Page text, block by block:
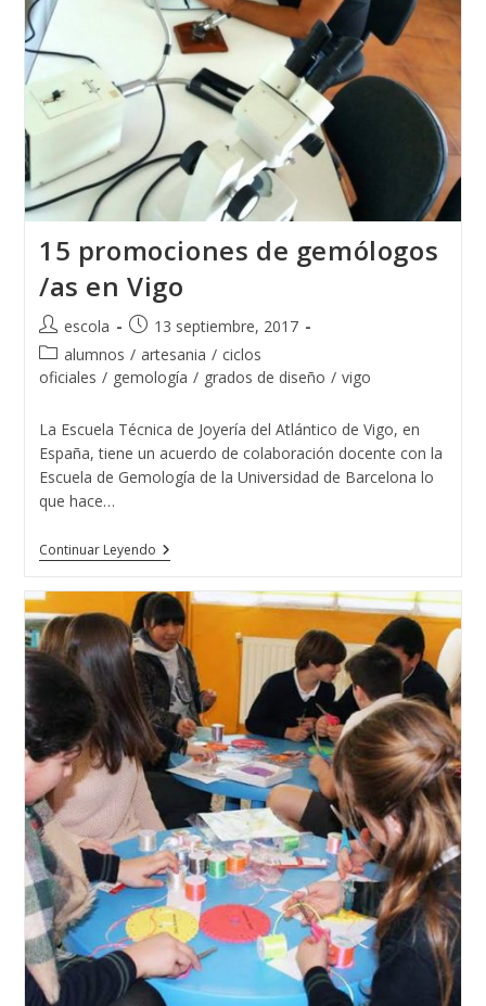
15 promociones de gemólogos
/as en Vigo
Autor
de
la
escola
Publicación
de
la
entrada:
13 septiembre, 2017
Categoría
de
entrada:
alumnos / artesania / ciclos
oficiales / gemología / grados de diseño / vigo
La Escuela Técnica de Joyería del Atlántico de Vigo, en
España, tiene un acuerdo de colaboración docente con la
Escuela de Gemología de la Universidad de Barcelona lo
que hace…
Continuar Leyendo15
Promociones
Gemólogos
/as
En
Vigo